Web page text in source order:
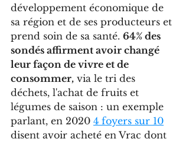
développement économique de
sa région et de ses producteurs et
prend soin de sa santé. 64% des
sondés affirment avoir changé
leur façon de vivre et de
consommer, via le tri des
déchets, l'achat de fruits et
légumes de saison : un exemple
parlant, en 2020 4 foyers sur 10
disent avoir acheté en Vrac dont